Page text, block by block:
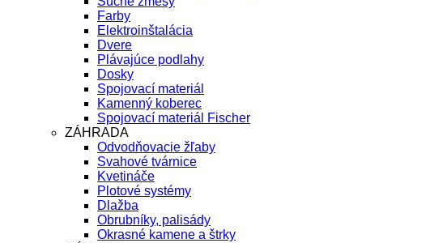
Farby
Elektroinštalácia
Dvere
Plávajúce podlahy
Dosky
Spojovací materiál
Kamenný koberec
Spojovací materiál Fischer
ZÁHRADA
Odvodňovacie žľaby
Svahové tvárnice
Kvetináče
Plotové systémy
Dlažba
Obrubníky, palisády
Okrasné kamene a štrky